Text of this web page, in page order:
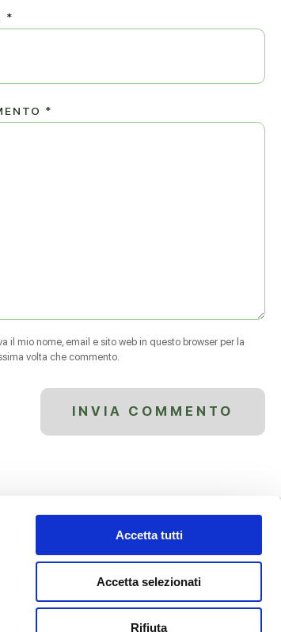
Accetta tutti
Accetta selezionati
Rifiuta
*
*
il mio nome, email e sito web in questo browser per la
volta che commento.